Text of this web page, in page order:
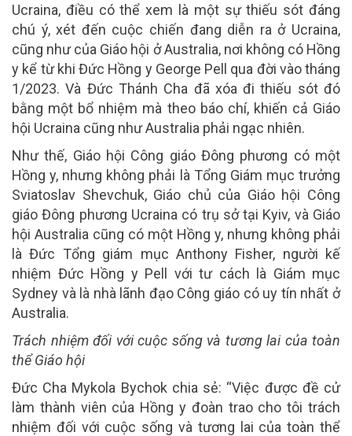
Ucraina, điều có thể xem là một sự thiếu sót đáng
chú ý, xét đến cuộc chiến đang diễn ra ở Ucraina,
cũng như của Giáo hội ở Australia, nơi không có Hồng
y kể từ khi Đức Hồng y George Pell qua đời vào tháng
1/2023. Và Đức Thánh Cha đã xóa đi thiếu sót đó
bằng một bổ nhiệm mà theo báo chí, khiến cả Giáo
hội Ucraina cũng như Australia phải ngạc nhiên.
Như thế, Giáo hội Công giáo Đông phương có một
Hồng y, nhưng không phải là Tổng Giám mục trưởng
Sviatoslav Shevchuk, Giáo chủ của Giáo hội Công
giáo Đông phương Ucraina có trụ sở tại Kyiv, và Giáo
hội Australia cũng có một Hồng y, nhưng không phải
là Đức Tổng giám mục Anthony Fisher, người kế
nhiệm Đức Hồng y Pell với tư cách là Giám mục
Sydney và là nhà lãnh đạo Công giáo có uy tín nhất ở
Australia.
Trách nhiệm đối với cuộc sống và tương lai của toàn
thể Giáo hội
Đức Cha Mykola Bychok chia sẻ: “Việc được đề cử
làm thành viên của Hồng y đoàn trao cho tôi trách
nhiệm đối với cuộc sống và tương lai của toàn thể